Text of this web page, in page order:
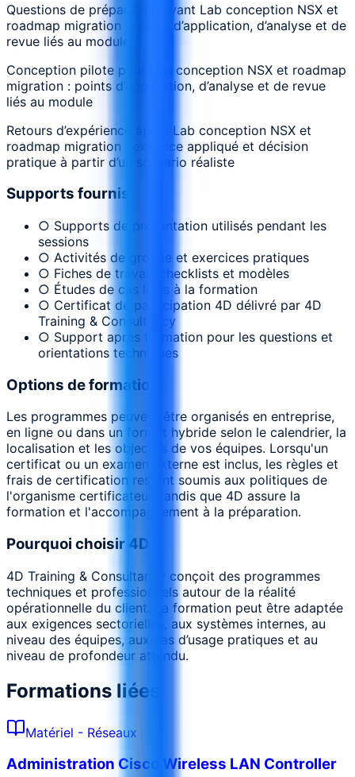
Questions de préparation avant Lab conception NSX et
roadmap migration : points d’application, d’analyse et de
revue liés au module
Conception pilote pour Lab conception NSX et roadmap
migration : points d’application, d’analyse et de revue
liés au module
Retours d’expérience après Lab conception NSX et
roadmap migration : exercice appliqué et décision
pratique à partir d’un scénario réaliste
Supports fournis
○ Supports de présentation utilisés pendant les
sessions
○ Activités de groupe et exercices pratiques
○ Fiches de travail, checklists et modèles
○ Études de cas liées à la formation
○ Certificat de participation 4D délivré par 4D
Training & Consultancy
○ Support après formation pour les questions et
orientations techniques
Options de formation
Les programmes peuvent être organisés en entreprise,
en ligne ou dans un format hybride selon le calendrier, la
localisation et les objectifs de vos équipes. Lorsqu'un
certificat ou un examen externe est inclus, les règles et
frais de certification restent soumis aux politiques de
l'organisme certificateur, tandis que 4D assure la
formation et l'accompagnement à la préparation.
Pourquoi choisir 4D
4D Training & Consultancy conçoit des programmes
techniques et professionnels autour de la réalité
opérationnelle du client. La formation peut être adaptée
aux exigences sectorielles, aux systèmes internes, au
niveau des équipes, aux cas d’usage pratiques et au
niveau de profondeur attendu.
Formations liées
Matériel - Réseaux
Administration Cisco Wireless LAN Controller